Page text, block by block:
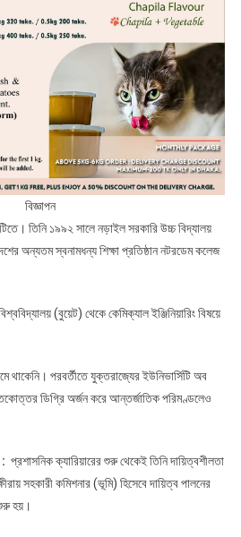
বিজ্ঞাপন
তিনি ১৯৯২ সালে নড়াইল সরকারি উচ্চ বিদ্যালয়
অন্যতম স্বনামধন্য শিক্ষা প্রতিষ্ঠান নটরডেম কলেজ
(বুয়েট) থেকে কেমিক্যাল ইঞ্জিনিয়ারিং বিষয়ে
থাকেনি। পরবর্তীতে যুক্তরাজ্যের ইউনিভার্সিটি অব
ডিগ্রি অর্জন করে আন্তর্জাতিক পরিমণ্ডলেও
প্রশাসনিক ক্যারিয়ারের শুরু থেকেই তিনি দায়িত্বশীলতা
সহকারী কমিশনার (ভূমি) হিসেবে দায়িত্ব পালনের
হয়।